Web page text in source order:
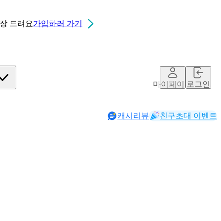
드려요가입하러 가기
마이페이지로그인
캐시리뷰 친구초대 이벤트